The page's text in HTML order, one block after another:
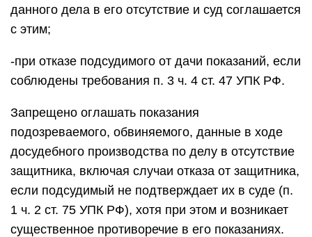
данного дела в его отсутствие и суд соглашается
с этим;
-при отказе подсудимого от дачи показаний, если
соблюдены требования п. 3 ч. 4 ст. 47 УПК РФ.
Запрещено оглашать показания
подозреваемого, обвиняемого, данные в ходе
досудебного производства по делу в отсутствие
защитника, включая случаи отказа от защитника,
если подсудимый не подтверждает их в суде (п.
1 ч. 2 ст. 75 УПК РФ), хотя при этом и возникает
существенное противоречие в его показаниях.